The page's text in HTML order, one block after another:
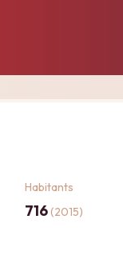
Habitants
716(2015)